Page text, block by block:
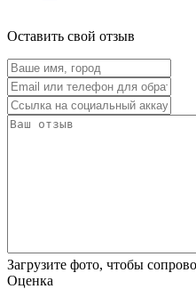
Оставить свой отзыв
Загрузите фото, чтобы
Оценка